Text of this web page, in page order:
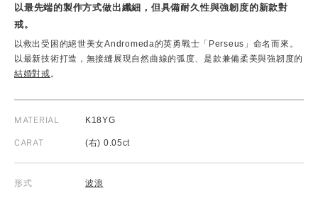
以最先端的製作方式做出纖細，但具備耐久性與強韌度的新款對
戒。
以救出受困的絕世美女Andromeda的英勇戰士「Perseus」命名而來。
以最新技術打造，無接縫展現自然曲線的弧度、是款兼備柔美與強韌度的
結婚對戒。
MATERIAL K18YG
CARAT (右) 0.05ct
形式 波浪